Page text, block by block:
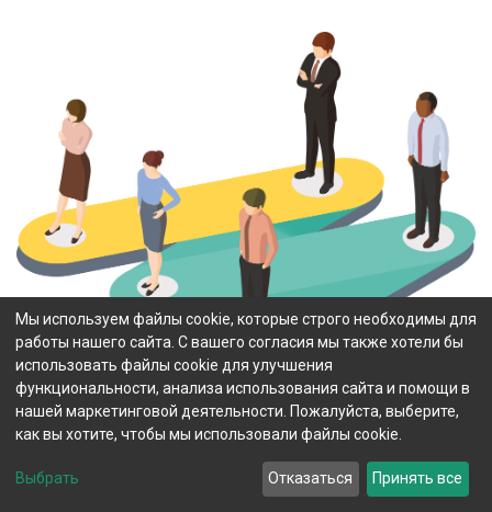
​Кто мы
Мы используем файлы cookie, которые строго необходимы для
работы нашего сайта. С вашего согласия мы также хотели бы
использовать файлы cookie для улучшения
функциональности, анализа использования сайта и помощи в
нашей маркетинговой деятельности. Пожалуйста, выберите,
как вы хотите, чтобы мы использовали файлы cookie.
Выбрать Отказаться Принять все